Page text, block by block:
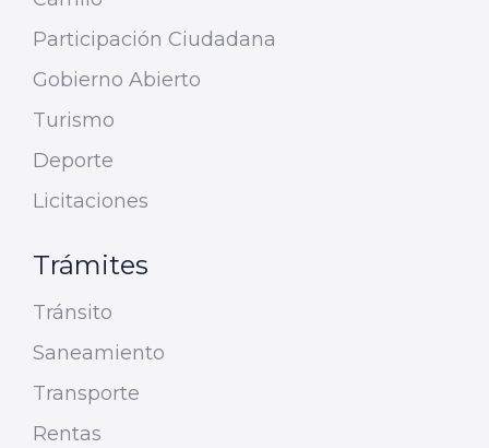
Participación Ciudadana
Gobierno Abierto
Turismo
Deporte
Licitaciones
Trámites
Tránsito
Saneamiento
Transporte
Rentas